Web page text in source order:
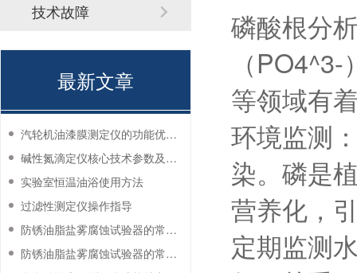
磷酸根分
（
等领域有
环境监测
染。磷是
营养化，
定期监测
技术故障
最新文章
汽轮机油漆膜测定仪的功能优势有哪些？
碱性氮滴定仪核心技术参数及应用说明
实验室恒温油浴使用方法
过滤性测定仪操作指导
防锈油脂盐雾腐蚀试验器的常见故障与解决方法
防锈油脂盐雾腐蚀试验器的常见故障与解决方法